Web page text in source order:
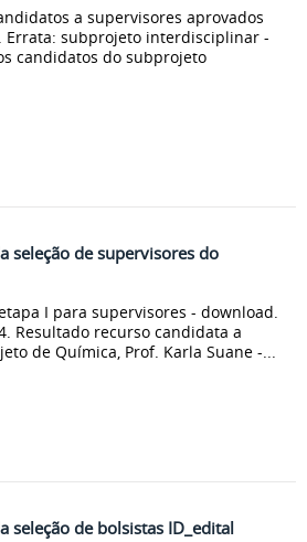
a supervisores aprovados
Errata: subprojeto interdisciplinar -
candidatos do subprojeto
seleção de supervisores do
I para supervisores - download.
Resultado recurso candidata a
de Química, Prof. Karla Suane -...
seleção de bolsistas ID_edital